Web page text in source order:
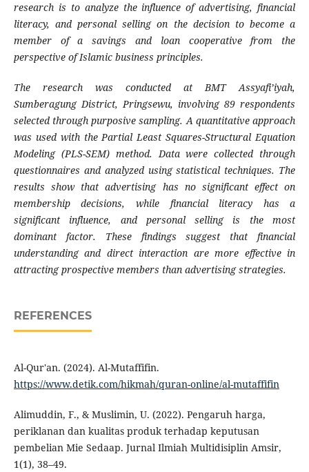
research is to analyze the influence of advertising, financial
literacy, and personal selling on the decision to become a
member of a savings and loan cooperative from the
perspective of Islamic business principles.
The research was conducted at BMT Assyafi’iyah,
Sumberagung District, Pringsewu, involving 89 respondents
selected through purposive sampling. A quantitative approach
was used with the Partial Least Squares-Structural Equation
Modeling (PLS-SEM) method. Data were collected through
questionnaires and analyzed using statistical techniques. The
results show that advertising has no significant effect on
membership decisions, while financial literacy has a
significant influence, and personal selling is the most
dominant factor. These findings suggest that financial
understanding and direct interaction are more effective in
attracting prospective members than advertising strategies.
REFERENCES
Al-Qur'an. (2024). Al-Mutaffifin.
https://www.detik.com/hikmah/quran-online/al-mutaffifin
Alimuddin, F., & Muslimin, U. (2022). Pengaruh harga,
periklanan dan kualitas produk terhadap keputusan
pembelian Mie Sedaap. Jurnal Ilmiah Multidisiplin Amsir,
1(1), 38–49.